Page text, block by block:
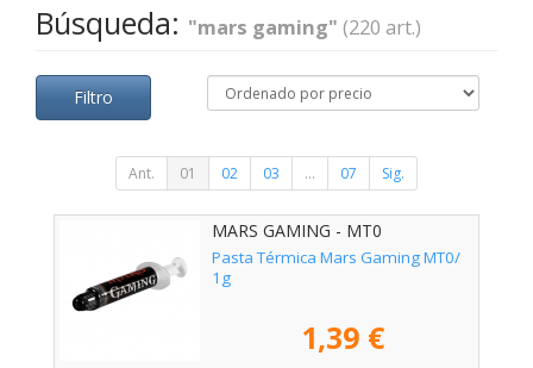
Búsqueda: "mars gaming" (220 art.)
Filtro
Ant. 01 02 03 ... 07 Sig.
MARS GAMING - MT0
Pasta Térmica Mars Gaming MT0/
1g
1,39 €